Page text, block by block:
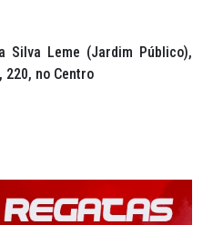
Silva Leme (Jardim Público),
220, no Centro